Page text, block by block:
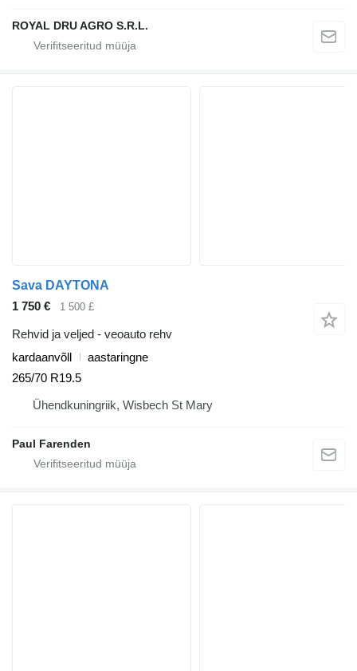
ROYAL DRU AGRO S.R.L.
Sava DAYTONA
1 750 €
1 500 £
Rehvid ja veljed - veoauto rehv
kardaanvõll
aastaringne
265/70 R19.5
Ühendkuningriik, Wisbech St Mary
Paul Farenden